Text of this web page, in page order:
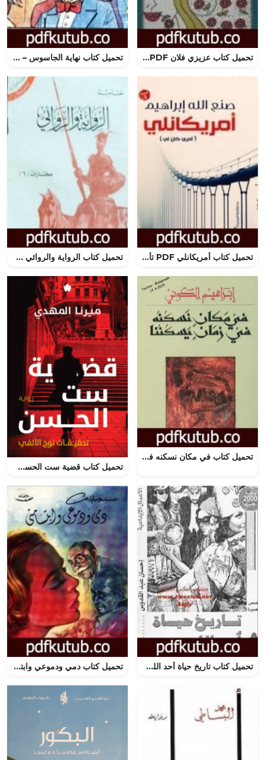
تحميل كتاب عزيزي فلان PDF تأليف أنيس منصور مجانا [كامل] تحميل كتاب نهاية الجاسوس – مجموعة الشياطين ال 13 PDF تأليف محمود سالم مجانا [كامل]
تحميل كتاب أمريكانلي PDF تأليف صنع الله إبراهيم مجانا [كامل] تحميل كتاب الرواية والروائي PDF تأليف حنا مينه مجانا [كامل]
تحميل كتاب في مكان نسكنه في زمان يسكننا PDF تأليف إبراهيم الكوني مجانا [كامل]
تحميل كتاب قضية ست الحسن PDF ميرنا المهدي مجانا
تحميل كتاب تاريخ حياة أحد اللصوص PDF تأليف إحسان عبد القدوس مجانا [كامل] تحميل كتاب دمي ودموعي وابتسامتي PDF تأليف إحسان عبد القدوس مجانا [كامل]